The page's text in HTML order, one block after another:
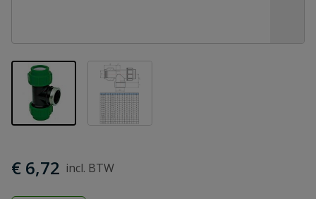
View larger imageView larger image
€ 6,72